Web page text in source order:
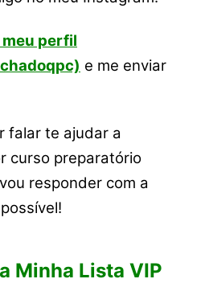
perfil
e me enviar
falar te ajudar a
curso preparatório
responder com a
Minha Lista VIP